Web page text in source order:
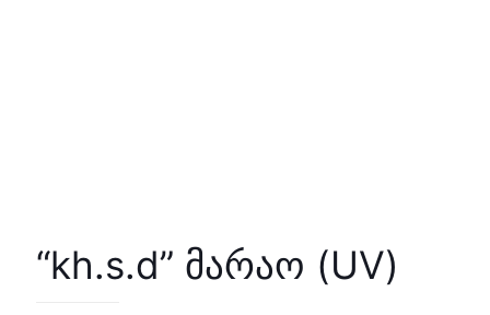
“kh.s.d” მარაო (UV)